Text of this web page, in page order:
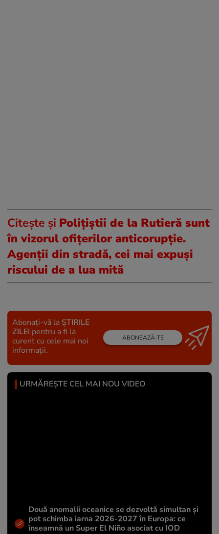
Citește și Polițiștii de la Rutieră sunt
în vizorul ofițerilor anticorupție.
Agenții din stradă, cei mai expuși
riscului de a lua mită
Abonați-vă la ȘTIRILE
ZILEI pentru a fi la
curent cu cele mai noi
informații.
ABONEAZĂ-TE
URMĂREȘTE CEL MAI NOU VIDEO
Două anomalii oceanice se dezvoltă simultan și
pot schimba iarna 2026-2027 în Europa: ce
înseamnă un Super El Niño asociat cu IOD